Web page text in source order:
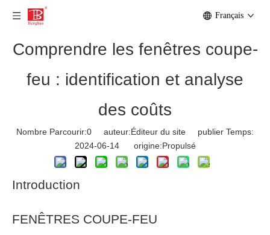
Français
Comprendre les fenêtres coupe-
feu : identification et analyse
des coûts
Nombre Parcourir:0 auteur:Éditeur du site publier Temps:
2024-06-14 origine:Propulsé
Introduction
FENÊTRES COUPE-FEU